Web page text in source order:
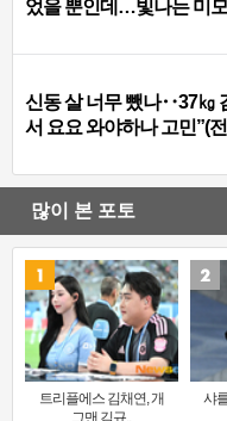
었을 뿐인데…빛나는 미모
신동 살 너무 뺐나‥37㎏
서 요요 와야하나 고민”(
많이 본 포토
트리플에스 김채연, 개
샤